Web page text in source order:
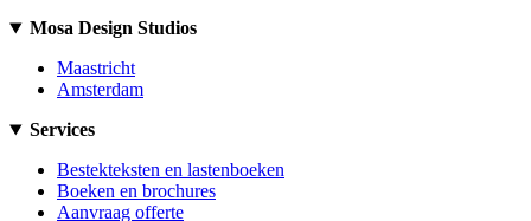
Mosa Design Studios
Maastricht
Amsterdam
Services
Bestekteksten en lastenboeken
Boeken en brochures
Aanvraag offerte